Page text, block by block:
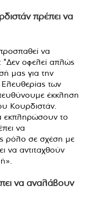
πρέπει να
να
"Δεν οφελεί απλώς
μας για την
των
έκκληση
Κουρδιστάν.
εκπληρώσουν το
να
ρόλο σε σχέση με
να αντιταχθούν
να αναλάβουν